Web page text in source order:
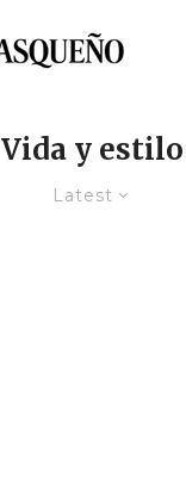
Vida y estilo
Latest